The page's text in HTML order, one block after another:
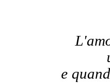
e